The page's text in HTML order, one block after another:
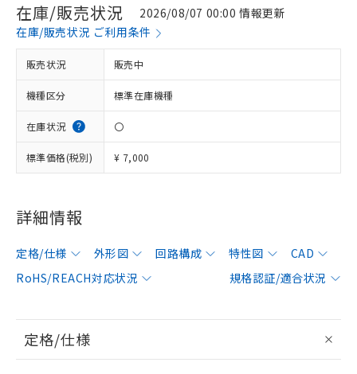
在庫/販売状況
2026/08/07 00:00 情報更新
在庫/販売状況 ご利用条件
販売状況 販売中
機種区分 標準在庫機種
在庫状況 〇
標準価格(税別) ¥ 7,000
詳細情報
定格/仕様 外形図 回路構成 特性図
CAD
RoHS/REACH対応状況
規格認証/適合状況
定格/仕様